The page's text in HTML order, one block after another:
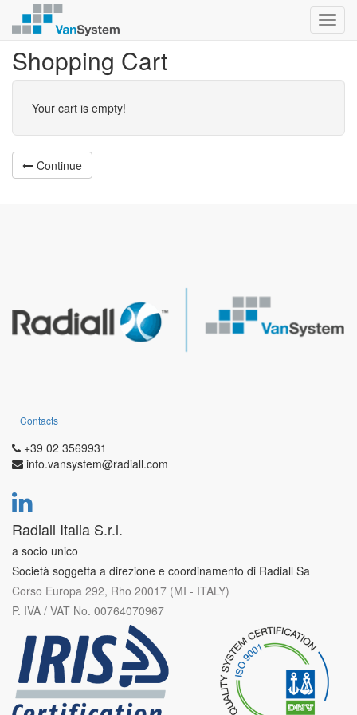
Shopping Cart
Your cart is empty!
Continue
Contacts
+39 02 3569931
info.vansystem@radiall.com
Radiall Italia S.r.l.
a socio unico
Società soggetta a direzione e coordinamento di Radiall Sa
Corso Europa 292, Rho 20017 (MI - ITALY)
P. IVA / VAT No. 00764070967